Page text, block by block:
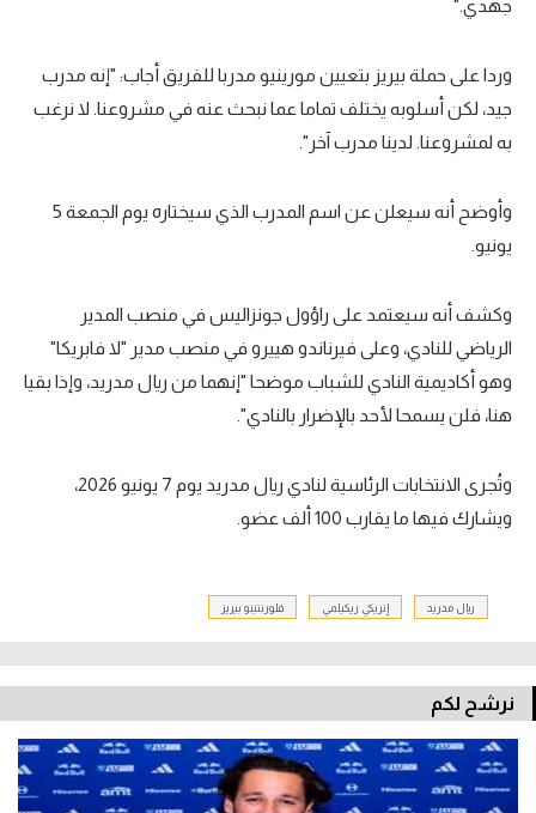
جهدي."
وردا على حملة بيريز بتعيين مورينيو مدربا للفريق أجاب: "إنه مدرب
جيد، لكن أسلوبه يختلف تماما عما نبحث عنه في مشروعنا. لا نرغب
به لمشروعنا. لدينا مدرب آخر".
وأوضح أنه سيعلن عن اسم المدرب الذي سيختاره يوم الجمعة 5
يونيو.
وكشف أنه سيعتمد على راؤول جونزاليس في منصب المدير
الرياضي للنادي، وعلى فيرناندو هييرو في منصب مدير "لا فابريكا"
وهو أكاديمية النادي للشباب موضحا "إنهما من ريال مدريد، وإذا بقيا
هنا، فلن يسمحا لأحد بالإضرار بالنادي".
وتُجرى الانتخابات الرئاسية لنادي ريال مدريد يوم 7 يونيو 2026،
ويشارك فيها ما يقارب 100 ألف عضو.
ريال مدريد إنريكي ريكيلمي فلورنتينو بيريز
نرشح لكم